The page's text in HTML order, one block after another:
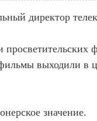
директор
выходили в
значение.